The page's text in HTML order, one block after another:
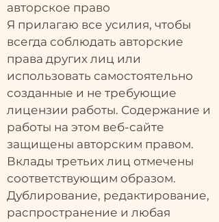
авторское право
Я прилагаю все усилия, чтобы
всегда соблюдать авторские
права других лиц или
использовать самостоятельно
созданные и не требующие
лицензии работы. Содержание и
работы на этом веб-сайте
защищены авторским правом.
Вклады третьих лиц отмечены
соответствующим образом.
Дублирование, редактирование,
распространение и любая